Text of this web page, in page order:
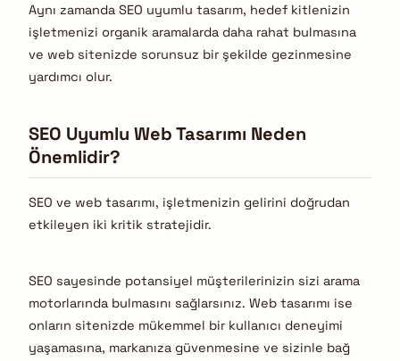
Aynı zamanda SEO uyumlu tasarım, hedef kitlenizin
işletmenizi organik aramalarda daha rahat bulmasına
ve web sitenizde sorunsuz bir şekilde gezinmesine
yardımcı olur.
SEO Uyumlu Web Tasarımı Neden
Önemlidir?
SEO ve web tasarımı, işletmenizin gelirini doğrudan
etkileyen iki kritik stratejidir.
SEO sayesinde potansiyel müşterilerinizin sizi arama
motorlarında bulmasını sağlarsınız. Web tasarımı ise
onların sitenizde mükemmel bir kullanıcı deneyimi
yaşamasına, markanıza güvenmesine ve sizinle bağ